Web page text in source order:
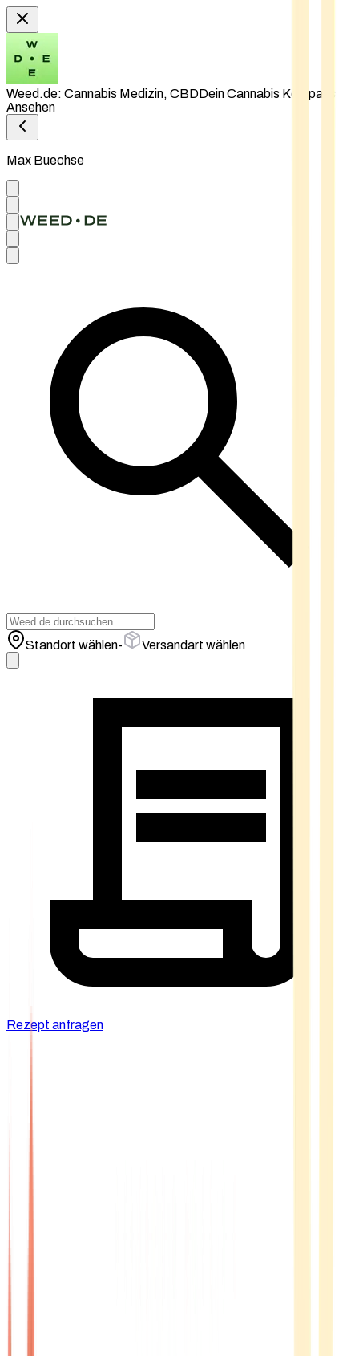
Weed.de: Cannabis Medizin, CBDDein Cannabis Kompass
Ansehen
Max Buechse
Standort wählen- Versandart wählen
Rezept anfragen